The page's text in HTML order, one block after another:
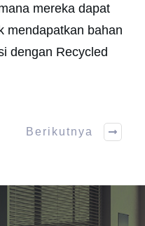
mereka dapat
mendapatkan bahan
dengan Recycled
Berikutnya